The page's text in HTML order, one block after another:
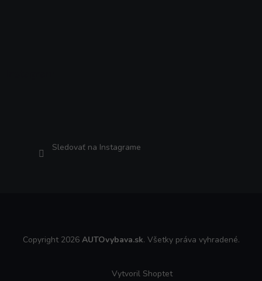
Sledovať na Instagrame
Copyright 2026 AUTOvybava.sk. Všetky práva vyhradené.
Vytvoril Shoptet